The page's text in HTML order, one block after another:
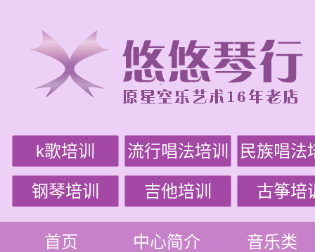
k歌培训 流行唱法培训 民族唱法
钢琴培训 吉他培训 古筝培
首页 中心简介 音乐类